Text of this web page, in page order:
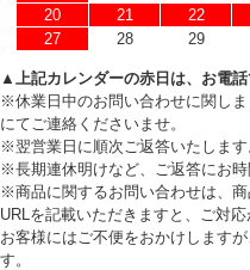
20
21 22
27
28 29
▲上記カレンダーの赤日は、お電話
※休業日中のお問い合わせに関し
にてご連絡くださいませ。
※翌営業日に順次ご返答いたします
※長期連休明けなど、ご返答にお時
※商品に関するお問い合わせは、
URLを記載いただきますと、ご対応
お客様にはご不便をおかけします
す。